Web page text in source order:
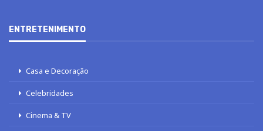
ENTRETENIMENTO
Casa e Decoração
Celebridades
Cinema & TV